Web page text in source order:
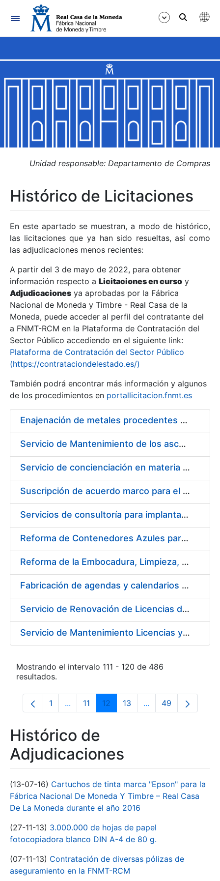
Navegación
Mostrar/Ocultar
Mostrar/Ocultar
Mostrar/Ocultar
Mostrar/Ocultar
Mostrar/Ocultar
Mostrar/Ocultar
Unidad responsable: Departamento de Compras
Histórico de Licitaciones
En este apartado se muestran, a modo de histórico,
las licitaciones que ya han sido resueltas, así como
las adjudicaciones menos recientes:
A partir del 3 de mayo de 2022, para obtener
información respecto a Licitaciones en curso y
Adjudicaciones ya aprobadas por la Fábrica
Nacional de Moneda y Timbre - Real Casa de la
Moneda, puede acceder al perfil del contratante del
a FNMT-RCM en la Plataforma de Contratación del
Sector Público accediendo en el siguiente link:
Plataforma de Contratación del Sector Público
(https://contrataciondelestado.es/)
También podrá encontrar más información y algunos
de los procedimientos en portallicitacion.fnmt.es
Enajenación de metales procedentes de desmonetización
Servicio de Mantenimiento de los ascensores, montacargas y plataformas de minusválidos instalados en la FNMT-RCM
Servicio de concienciación en materia de prevención de riesgos laborales
Suscripción de acuerdo marco para el servicio de diseño y producción del material gráfico necesario para el desarrollo de la actividad comercial, institucional y cultural de la entidad pública empresarial Fábrica Nacional de Moneda y Timbre-Real Casa de la Moneda (FNMT-RCM)
Servicios de consultoría para implantación por fases de un sistema de gestión del ciclo de vida de las aplicaciones en el área de desarrollo de CERES (fase 2)
Reforma de Contenedores Azules para Transporte y Almacenaje de Cospel de Acuñar Moneda
Reforma de la Embocadura, Limpieza, Pintado y Numerado de 700 Contenedores Verdes para Moneda
Fabricación de agendas y calendarios de la FNMT-RCM 2020
Servicio de Renovación de Licencias de Productos Autodesk
Servicio de Mantenimiento Licencias y Soporte a Implantación Liferay de CERES
Mostrando el intervalo 111 - 120 de 486
resultados.
Página
1 ...Páginas intermedias Use TAB para
Página
11 Página
12 Página
13 ...PáginasPágina
49
Histórico de
Adjudicaciones
(13-07-16) Cartuchos de tinta marca "Epson" para la
Fábrica Nacional De Moneda Y Timbre – Real Casa
De La Moneda durante el año 2016
(27-11-13) 3.000.000 de hojas de papel
fotocopiadora blanco DIN A-4 de 80 g.
(07-11-13) Contratación de diversas pólizas de
aseguramiento en la FNMT-RCM